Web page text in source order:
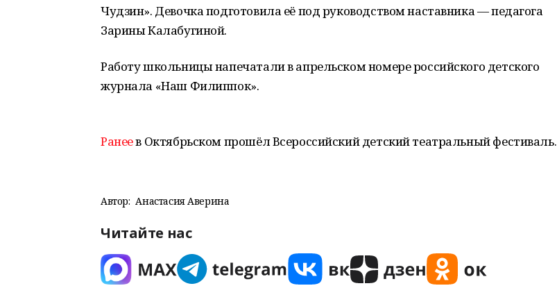
Чудзин». Девочка подготовила её под руководством наставника — педагога
Зарины Калабугиной.
Работу школьницы напечатали в апрельском номере российского детского
журнала «Наш Филиппок».
Ранеев Октябрьском прошёл Всероссийский детский театральный фестиваль.
Автор: Анастасия Аверина
Читайте нас